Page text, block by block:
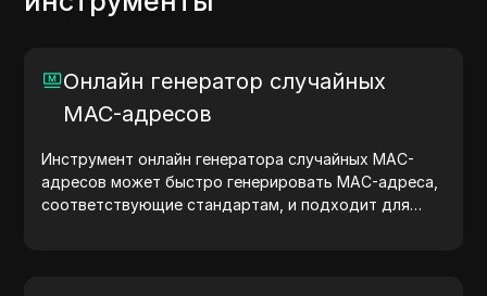
Онлайн генератор случайных
MAC-адресов
Инструмент онлайн генератора случайных MAC-
адресов может быстро генерировать MAC-адреса,
соответствующие стандартам, и подходит для